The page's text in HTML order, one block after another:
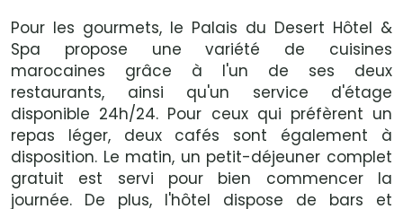
Pour les gourmets, le Palais du Desert Hôtel &
Spa propose une variété de cuisines
marocaines grâce à l'un de ses deux
restaurants, ainsi qu'un service d'étage
disponible 24h/24. Pour ceux qui préfèrent un
repas léger, deux cafés sont également à
disposition. Le matin, un petit-déjeuner complet
gratuit est servi pour bien commencer la
journée. De plus, l'hôtel dispose de bars et